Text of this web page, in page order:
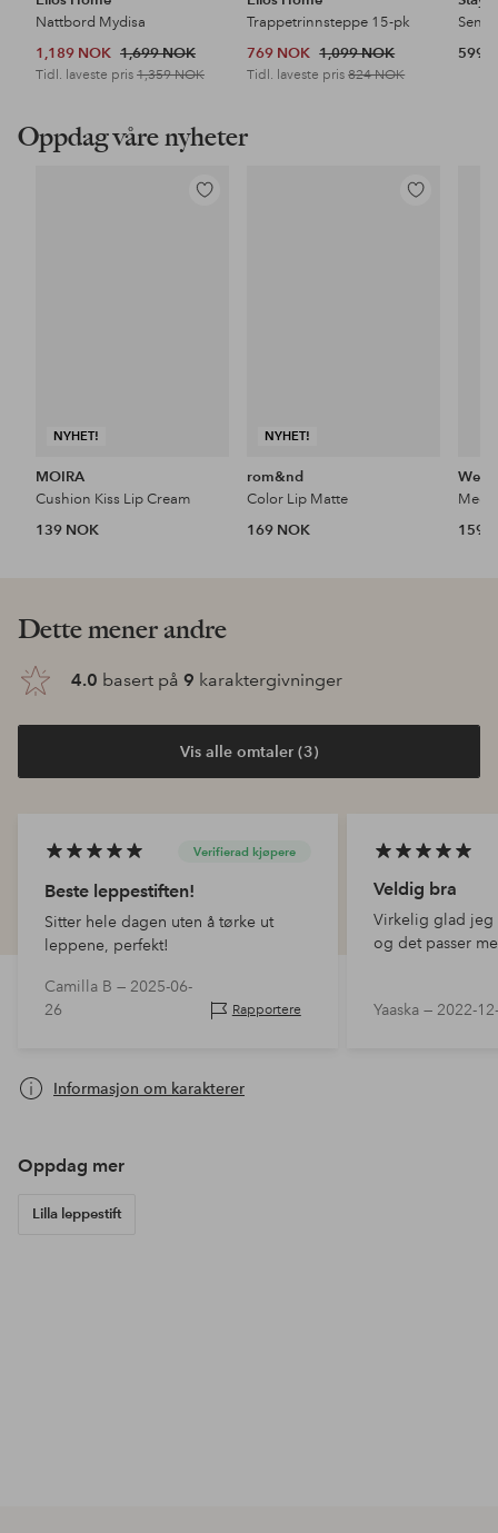
Nattbord Mydisa
1,189 NOK 1,699 NOK
Tidl. laveste pris 1,359 NOK
Trappetrinnsteppe 15-pk
769 NOK 1,099 NOK
Tidl. laveste pris824 NOK
599
Oppdag våre nyheter
NYHET!
Legg
MOIRA
Cushion Kiss Lip Cream
139 NOK
NYHET!
Legg
rom&nd
Color Lip Matte
169 NOK
Wet
159
Dette mener andre
4.0 basert på 9 karaktergivninger
Vis alle omtaler (3)
Verifierad kjøpere
Beste leppestiften!
Sitter hele dagen uten å tørke ut
leppene, perfekt!
Camilla B — 2025-06-
26
Rapportere
Veldig bra
Virkelig glad
og det passer
Yaaska — 2022-
Informasjon om karakterer
Oppdag mer
Lilla leppestift